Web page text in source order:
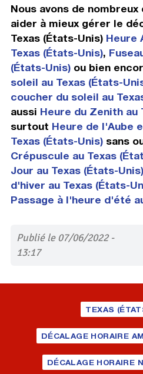
Nous avons de
aider à mieux gérer le
Texas (États-Unis) Heure
Texas (États-Unis),
(États-Unis)ou bien
soleil au Texas (États-
coucher du soleil au
aussi Heure du Zenith au
surtout Heure de l'Aube
Texas (États-Unis)sans
Crépuscule au Texas
Jour au Texas (États-Unis)
d'hiver au Texas (États-
Passage à l'heure d'été
Publié le 07/06/2022 -
13:17
TEXAS
DÉCALAGE HORAIRE
DÉCALAGE HORAIRE